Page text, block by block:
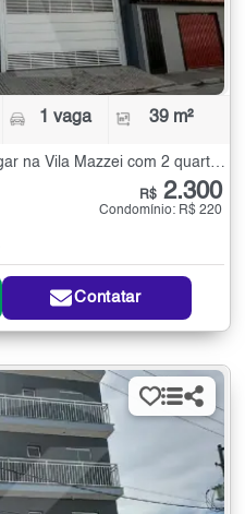
1 vaga 39 m²
Condomínio Fechado para Alugar na Vila Mazzei com 2 quartos - 39 m²
R$ 2.300
Condomínio: R$ 220
Contatar